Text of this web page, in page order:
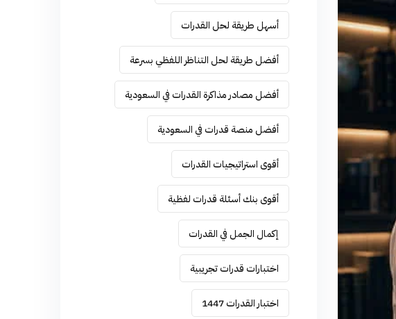
أسهل طريقة لحل القدرات
أفضل طريقة لحل التناظر اللفظي بسرعة
أفضل مصادر مذاكرة القدرات في السعودية
أفضل منصة قدرات في السعودية
أقوى استراتيجيات القدرات
أقوى بنك أسئلة قدرات لفظية
إكمال الجمل في القدرات
اختبارات قدرات تجريبية
اختبار القدرات 1447